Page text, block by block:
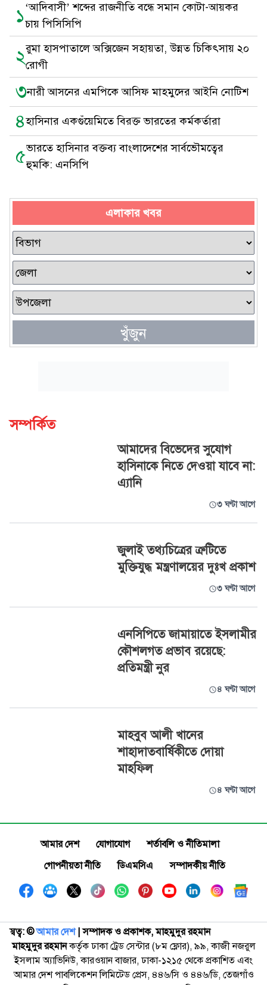
১‘আদিবাসী’ শব্দের রাজনীতি বন্ধে সমান কোটা-আয়কর
চায় পিসিসিপি
২রুমা হাসপাতালে অক্সিজেন সহায়তা, উন্নত চিকিৎসায় ২০
রোগী
৩নারী আসনের এমপিকে আসিফ মাহমুদের আইনি নোটিশ
৪হাসিনার একগুঁয়েমিতে বিরক্ত ভারতের কর্মকর্তারা
৫ভারতে হাসিনার বক্তব্য বাংলাদেশের সার্বভৌমত্বের
হুমকি: এনসিপি
এলাকার খবর
খুঁজুন
সম্পর্কিত
আমাদের বিভেদের সুযোগ
হাসিনাকে নিতে দেওয়া যাবে না:
এ্যানি
৩ ঘণ্টা আগে
জুলাই তথ্যচিত্রের ত্রুটিতে
মুক্তিযুদ্ধ মন্ত্রণালয়ের দুঃখ প্রকাশ
৩ ঘণ্টা আগে
এনসিপিতে জামায়াতে ইসলামীর
কৌশলগত প্রভাব রয়েছে:
প্রতিমন্ত্রী নুর
৪ ঘণ্টা আগে
মাহবুব আলী খানের
শাহাদাতবার্ষিকীতে দোয়া
মাহফিল
৪ ঘণ্টা আগে
আমার দেশ যোগাযোগ
শর্তাবলি ও নীতিমালা
গোপনীয়তা নীতি
ডিএমসিএ সম্পাদকীয় নীতি
স্বত্ব: ©️আমার দেশ| সম্পাদক ও প্রকাশক, মাহমুদুর রহমান
মাহমুদুর রহমানকর্তৃক ঢাকা ট্রেড সেন্টার (৮ম ফ্লোর), ৯৯, কাজী নজরুল
ইসলাম অ্যাভিনিউ, কারওয়ান বাজার, ঢাকা-১২১৫ থেকে প্রকাশিত এবং
আমার দেশ পাবলিকেশন লিমিটেড প্রেস, ৪৪৬/সি ও ৪৪৬/ডি, তেজগাঁও